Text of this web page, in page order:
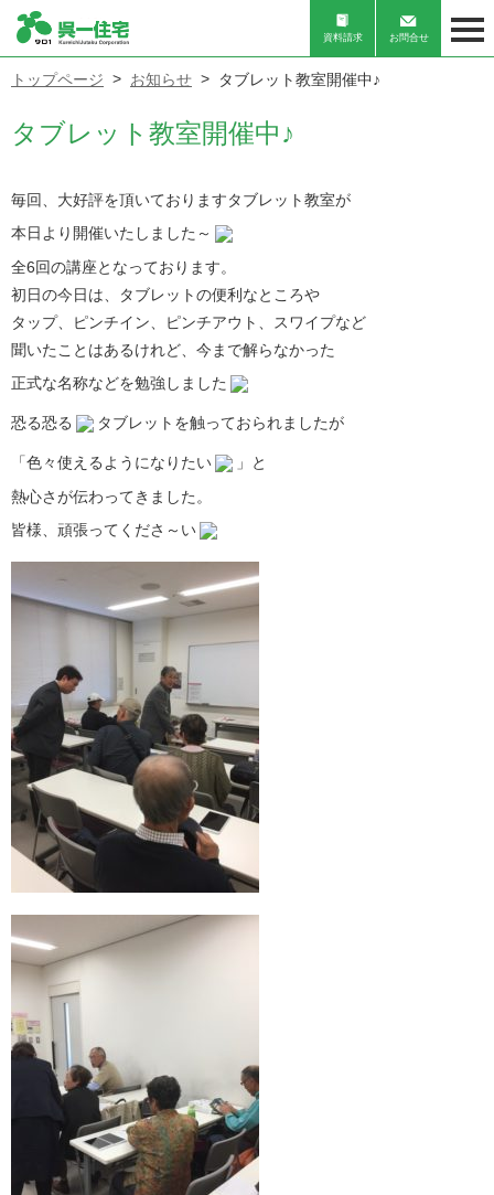
資料請求 お問合せ
トップページ お知らせ タブレット教室開催中♪
タブレット教室開催中♪
毎回、大好評を頂いておりますタブレット教室が
本日より 開催いたしました～
全6回の講座となっております。
初日の今日は、タブレットの便利なところや
タップ、ピンチイン、ピンチアウト、スワイプなど
聞いたことはあるけれど、今まで解らなかった
正式な名称などを勉強しました
恐る恐る タブレットを触っておられましたが
「色々使えるようになりたい
」と
熱心さが伝わってきました。
皆様、頑張ってくださ～い